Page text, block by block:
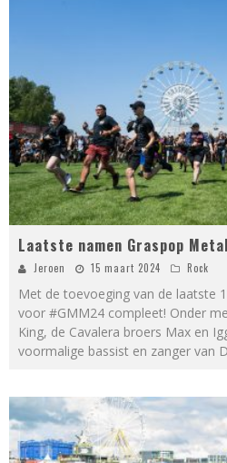
Laatste namen Graspop
Jeroen 15 maart 2024 Rock
Met de toevoeging van de laatste
voor #GMM24 compleet! Onder
King, de Cavalera broers Max en
voormalige bassist en zanger van